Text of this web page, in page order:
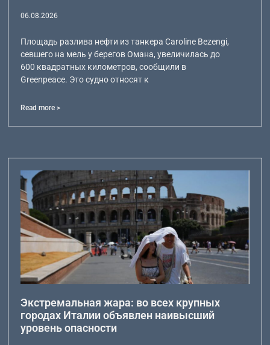
06.08.2026
Площадь разлива нефти из танкера Caroline Bezengi,
севшего на мель у берегов Омана, увеличилась до
600 квадратных километров, сообщили в
Greenpeace. Это судно относят к
Read more >
Экстремальная жара: во всех крупных
городах Италии объявлен наивысший
уровень опасности